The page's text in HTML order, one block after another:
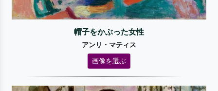
帽子をかぶった女性
アンリ・マティス
画像を選ぶ